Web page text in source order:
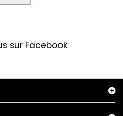
sur Facebook